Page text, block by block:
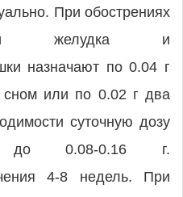
При обострениях
желудка и
назначают по 0.04 г
сном или по 0.02 г два
суточную дозу
до 0.08-0.16 г.
4-8 недель. При